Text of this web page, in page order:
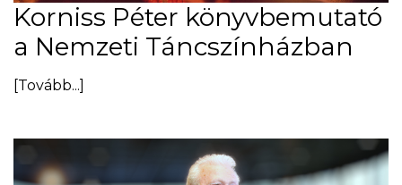
Korniss Péter könyvbemutató
a Nemzeti Táncszínházban
[Tovább...]